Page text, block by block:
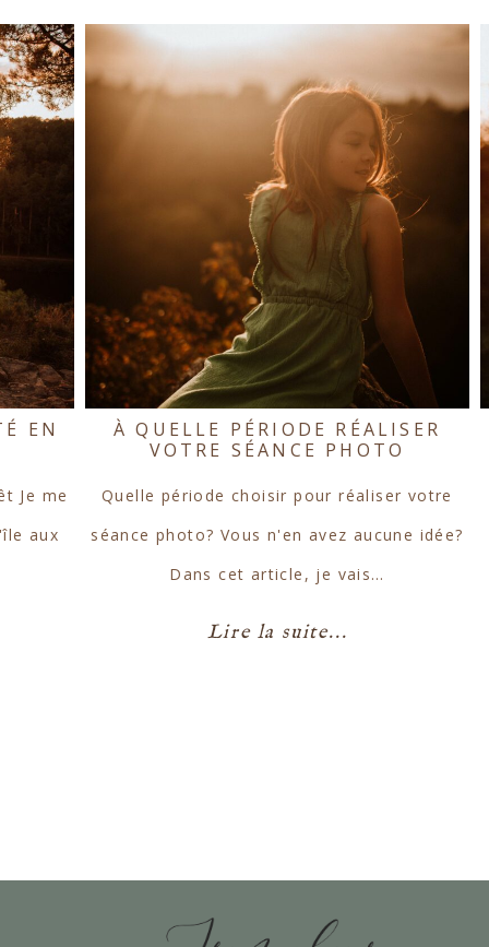
EN
Je me
aux
À QUELLE PÉRIODE RÉALISER
VOTRE SÉANCE PHOTO
Quelle période choisir pour réaliser votre
séance photo? Vous n'en avez aucune idée?
Dans cet article, je vais…
Lire la suite...